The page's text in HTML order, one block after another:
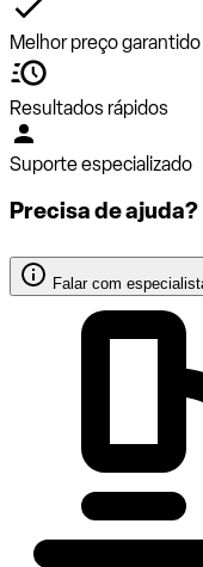
Melhor preço garantido
Resultados rápidos
Suporte especializado
Precisa de ajuda?
Falar com